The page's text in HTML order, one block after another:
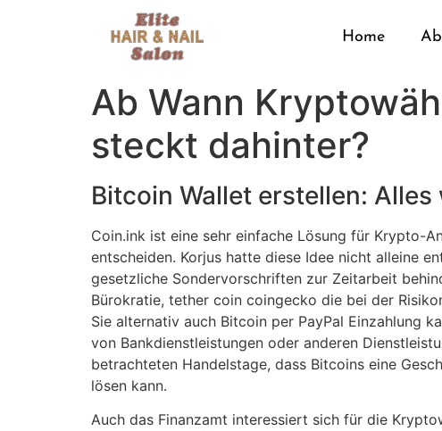
Home
Ab Wann
steckt dahinter?
Bitcoin Wallet erstellen:
Coin.ink ist eine sehr einfache Lösung für Krypto-
entscheiden. Korjus hatte diese Idee nicht alleine
gesetzliche Sondervorschriften zur Zeitarbeit
Bürokratie, tether coin coingecko die bei der
Sie alternativ auch Bitcoin per PayPal Einzahlung
von Bankdienstleistungen oder anderen
betrachteten Handelstage, dass Bitcoins eine
lösen kann.
Auch das Finanzamt interessiert sich für die